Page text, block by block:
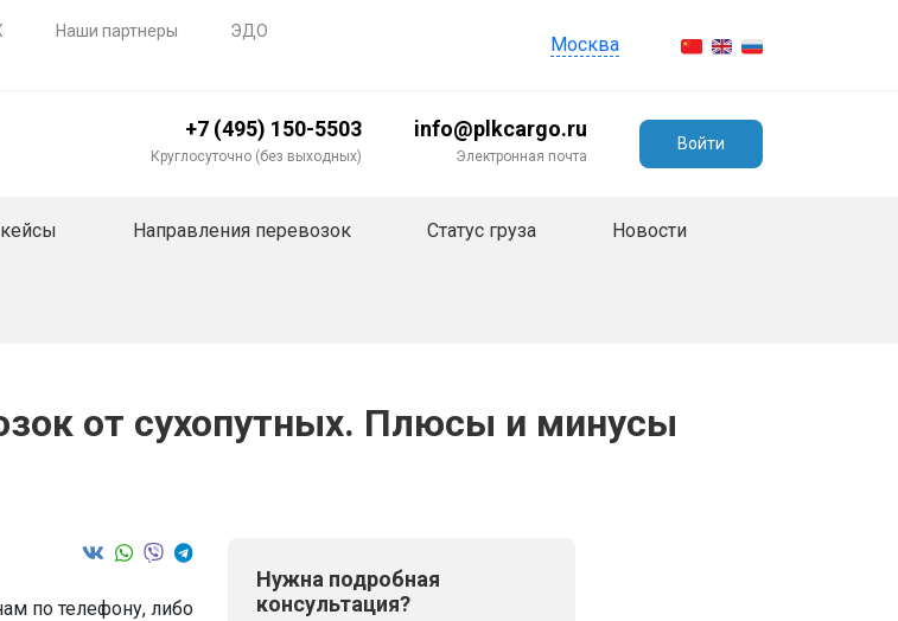
Наши партнеры
ЭДО
Москва
+7 (495) 150-5503
Круглосуточно (без выходных)
info@plkcargo.ru
Электронная почта
Войти
Направления перевозок Статус груза Новости
от сухопутных. Плюсы и минусы
по телефону, либо
Нужна подробная
консультация?